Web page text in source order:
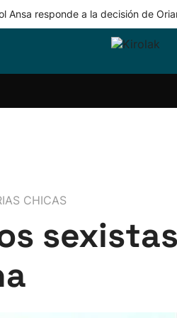
Ansa responde a la decisión de
Equipos
CHICAS